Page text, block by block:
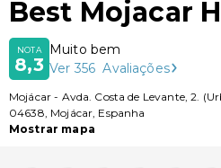
Best Mojacar
NOTA
8,3
Muito bem
Ver 356 Avaliações
Mojácar - Avda. Costa de Levante, 2.
04638, Mojácar, Espanha
Mostrar mapa